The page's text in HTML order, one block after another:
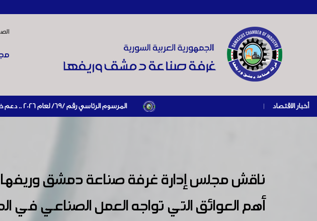
أخبار الاقتصاد | المرسوم الرئاسي رقم /69/ لعام 2026 .. دعم ضريبي للمنشآت المتضررة في إطار مسار التعافي الاقتصادي وإعادة تنشيط الإنتاج
ناقش مجلس إدارة غرفة صناعة دمشق وريفها
أهم العوائق التي تواجه العمل الصناعي في